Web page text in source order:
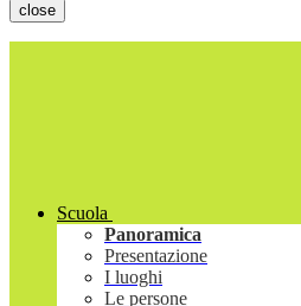
close
Scuola
Panoramica
Presentazione
I luoghi
Le persone